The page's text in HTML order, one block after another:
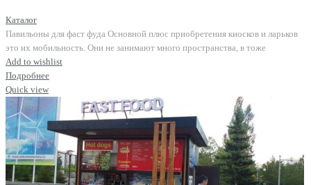
Каталог
Павильоны для фаст фуда Основной плюс приобретения киосков и ларьков
это их мобильность. Они не занимают много пространства, в тоже
Add to wishlist
Подробнее
Quick view